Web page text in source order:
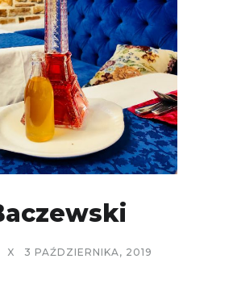
X 3 PAŹDZIERNIKA, 2019